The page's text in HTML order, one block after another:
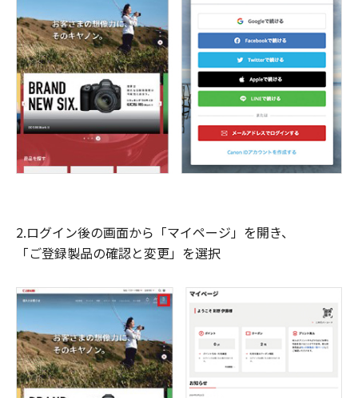
2.ログイン後の画面から「マイページ」を開き、
「ご登録製品の確認と変更」を選択